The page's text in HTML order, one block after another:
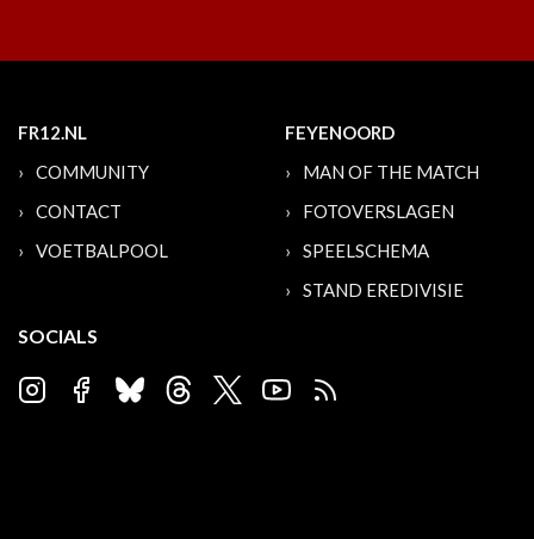
FR12.NL
COMMUNITY
CONTACT
VOETBALPOOL
FEYENOORD
MAN OF THE MATCH
FOTOVERSLAGEN
SPEELSCHEMA
STAND EREDIVISIE
SOCIALS